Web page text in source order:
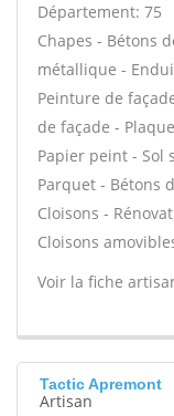
Département: 75
Chapes - Bétons
métallique -
Peinture de
de façade -
Papier peint - Sol
Parquet - Bétons
Cloisons -
Cloisons
Voir la fiche
Tactic Apremont
Artisan